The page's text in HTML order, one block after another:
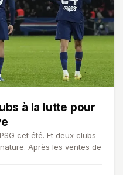
à la lutte pour
cet été. Et deux clubs
Après les ventes de